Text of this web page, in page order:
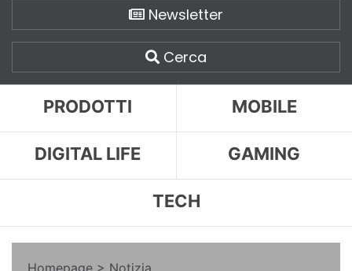
Newsletter
Cerca
PRODOTTI MOBILE
DIGITAL LIFE GAMING
TECH
Homepage > Notizia